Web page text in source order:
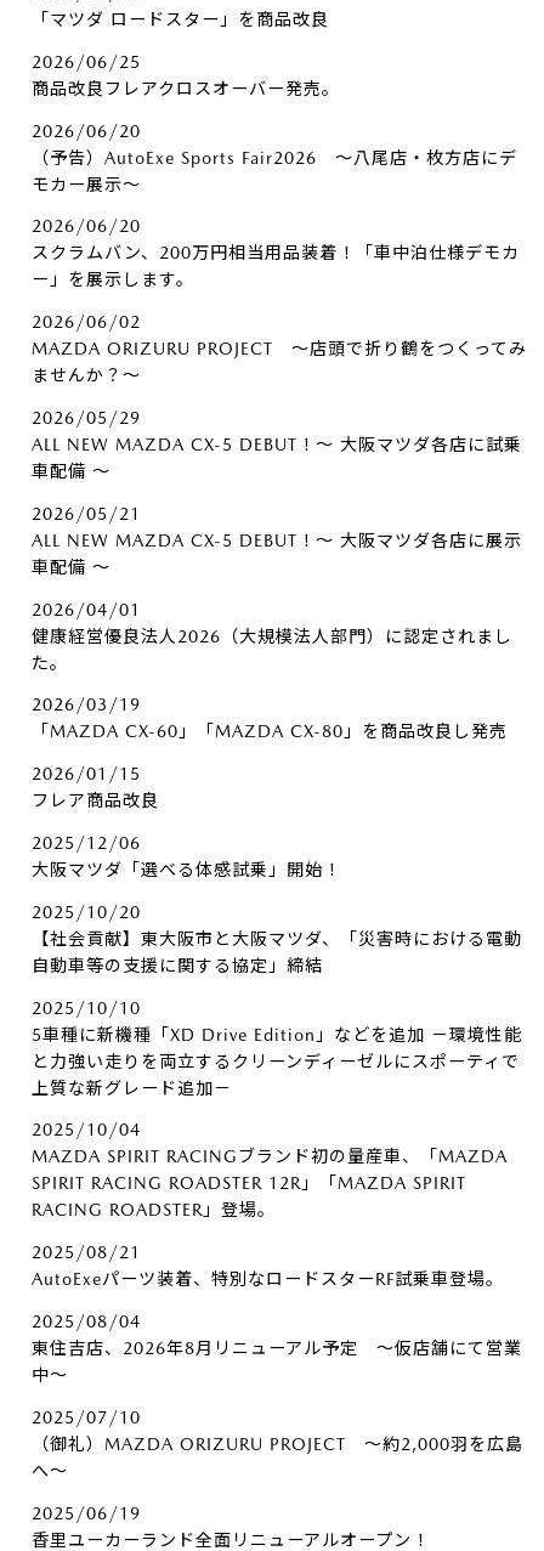
「マツダ ロードスター」を商品改良
2026/06/25
商品改良フレアクロスオーバー発売。
2026/06/20
（予告）AutoExe Sports Fair2026 ～八尾店・枚方店にデ
モカー展示～
2026/06/20
スクラムバン、200万円相当用品装着！「車中泊仕様デモカ
ー」を展示します。
2026/06/02
MAZDA ORIZURU PROJECT ～店頭で折り鶴をつくってみ
ませんか？～
2026/05/29
ALL NEW MAZDA CX-5 DEBUT！～ 大阪マツダ各店に試乗
車配備 ～
2026/05/21
ALL NEW MAZDA CX-5 DEBUT！～ 大阪マツダ各店に展示
車配備 ～
2026/04/01
健康経営優良法人2026（大規模法人部門）に認定されまし
た。
2026/03/19
「MAZDA CX-60」「MAZDA CX-80」を商品改良し発売
2026/01/15
フレア商品改良
2025/12/06
大阪マツダ「選べる体感試乗」開始！
2025/10/20
【社会貢献】東大阪市と大阪マツダ、「災害時における電動
自動車等の支援に関する協定」締結
2025/10/10
5車種に新機種「XD Drive Edition」などを追加 －環境性能
と力強い走りを両立するクリーンディーゼルにスポーティで
上質な新グレード追加－
2025/10/04
MAZDA SPIRIT RACINGブランド初の量産車、「MAZDA
SPIRIT RACING ROADSTER 12R」「MAZDA SPIRIT
RACING ROADSTER」登場。
2025/08/21
AutoExeパーツ装着、特別なロードスターRF試乗車登場。
2025/08/04
東住吉店、2026年8月リニューアル予定 ～仮店舗にて営業
中～
2025/07/10
（御礼）MAZDA ORIZURU PROJECT ～約2,000羽を広島
へ～
2025/06/19
香里ユーカーランド全面リニューアルオープン！